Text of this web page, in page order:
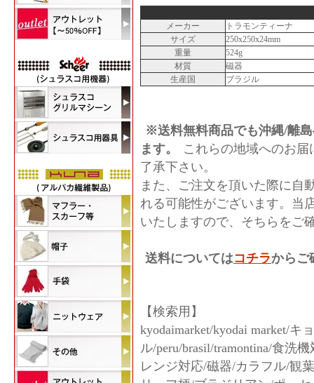
メーカー
トラモンティーナ
サイズ
250x250x24mm
重量
524g
材質
磁器
生産国
ブラジル
※送料無料商品でも沖縄/離
ます。
これらの地域へのお
了承下さい。
また、ご注文を頂いた際に自
れる可能性がございます。当
いたしますので、そちらをご
送料についてはコチラからご
【検索用】
kyodaimarket/kyodai market/
ル/peru/brasil/tramontina/食洗
レンジ対応/磁器/カラフル/観